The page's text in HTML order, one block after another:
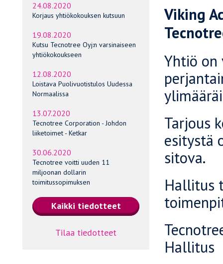
24.08.2020
Korjaus yhtiökokouksen kutsuun
19.08.2020
Kutsu Tecnotree Oyj:n varsinaiseen
yhtiökokoukseen
12.08.2020
Loistava Puolivuotistulos Uudessa
Normaalissa
13.07.2020
Tecnotree Corporation - Johdon
liiketoimet - Ketkar
30.06.2020
Tecnotree voitti uuden 11
miljoonan dollarin
toimitussopimuksen
Tilaa tiedotteet
Viking
Yhtiö on
Tarjous
esitystä
sitova.
Hallitus
Hallitus